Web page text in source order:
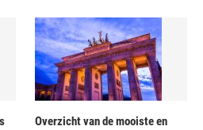
Overzicht van de mooiste en